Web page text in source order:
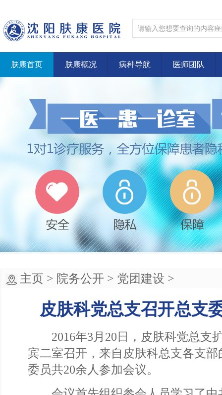
肤康首页 肤康概况 病种导航 医师团队
主页 > 院务公开 > 党团建设 >
皮肤科党总支召开总支
2016年3月20日，皮肤科党总支
宾二室召开，来自皮肤科总支各支
委员共20余人参加会议。